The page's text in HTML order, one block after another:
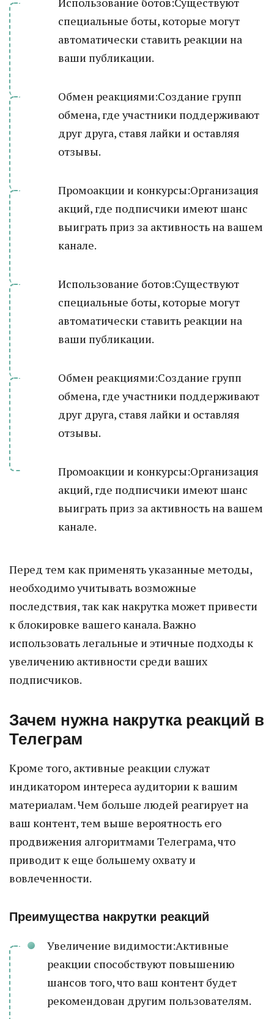
специальные боты, которые могут
автоматически ставить реакции на
ваши публикации.
Обмен реакциями:Создание групп
обмена, где участники поддерживают
друг друга, ставя лайки и оставляя
отзывы.
Промоакции и конкурсы:Организация
акций, где подписчики имеют шанс
выиграть приз за активность на вашем
канале.
Использование ботов:Существуют
специальные боты, которые могут
автоматически ставить реакции на
ваши публикации.
Обмен реакциями:Создание групп
обмена, где участники поддерживают
друг друга, ставя лайки и оставляя
отзывы.
Промоакции и конкурсы:Организация
акций, где подписчики имеют шанс
выиграть приз за активность на вашем
канале.
Перед тем как применять указанные методы,
необходимо учитывать возможные
последствия, так как накрутка может привести
к блокировке вашего канала. Важно
использовать легальные и этичные подходы к
увеличению активности среди ваших
подписчиков.
Зачем нужна накрутка реакций в
Телеграм
Кроме того, активные реакции служат
индикатором интереса аудитории к вашим
материалам. Чем больше людей реагирует на
ваш контент, тем выше вероятность его
продвижения алгоритмами Телеграма, что
приводит к еще большему охвату и
вовлеченности.
Преимущества накрутки реакций
Увеличение видимости:Активные
реакции способствуют повышению
шансов того, что ваш контент будет
рекомендован другим пользователям.